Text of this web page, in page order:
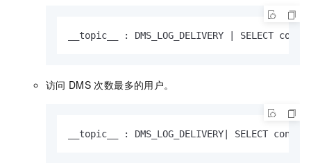
__topic__ : DMS_LOG_DELIVERY |
访问 DMS 次数最多的用户。
__topic__ : DMS_LOG_DELIVERY| SELECT